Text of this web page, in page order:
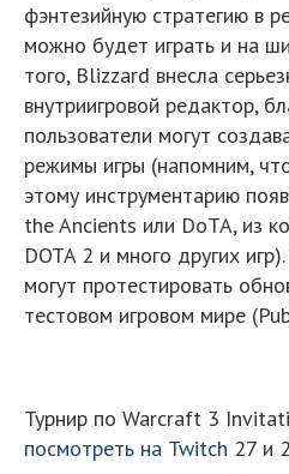
фэнтезийную стратегию в
можно будет играть и на
того, Blizzard внесла
внутриигровой редактор,
пользователи могут
режимы игры (напомним,
этому инструментарию
the Ancients или DoTA, из
DOTA 2 и много других
могут протестировать
тестовом игровом мире
Турнир по Warcraft 3
посмотреть на Twitch 27 и